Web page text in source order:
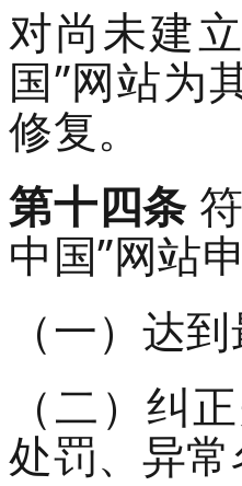
对尚未建
国”网站为
修复。
第十四条
中国”网站
（一）达
（二）纠
处罚、异